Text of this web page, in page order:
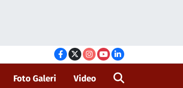
Foto Galeri Video